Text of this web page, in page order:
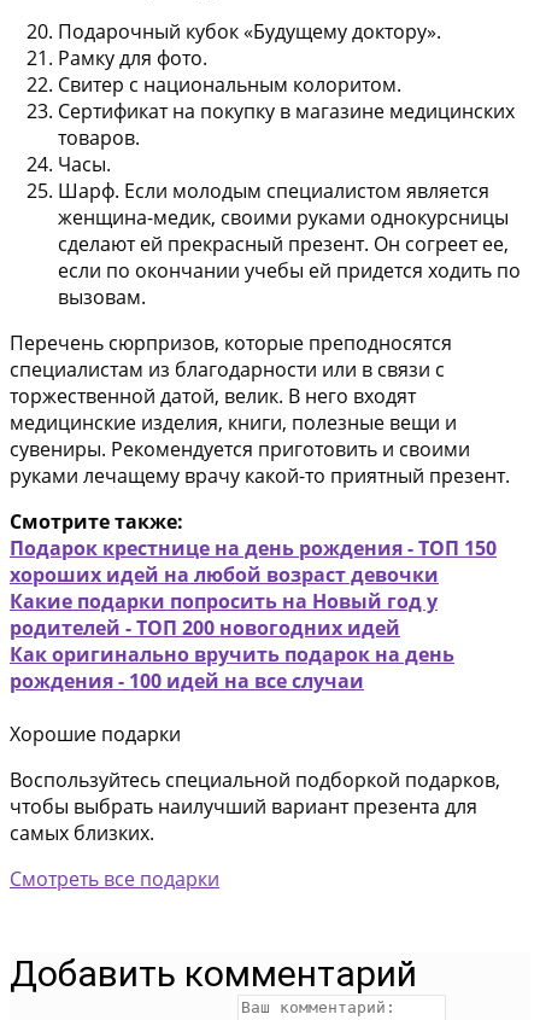
Подарочный кубок «Будущему доктору».
Рамку для фото.
Свитер с национальным колоритом.
Сертификат на покупку в магазине медицинских
товаров.
Часы.
Шарф. Если молодым специалистом является
женщина-медик, своими руками однокурсницы
сделают ей прекрасный презент. Он согреет ее,
если по окончании учебы ей придется ходить по
вызовам.
Перечень сюрпризов, которые преподносятся
специалистам из благодарности или в связи с
торжественной датой, велик. В него входят
медицинские изделия, книги, полезные вещи и
сувениры. Рекомендуется приготовить и своими
руками лечащему врачу какой-то приятный презент.
Смотрите также:
Подарок крестнице на день рождения - ТОП 150
хороших идей на любой возраст девочки
Какие подарки попросить на Новый год у
родителей - ТОП 200 новогодних идей
Как оригинально вручить подарок на день
рождения - 100 идей на все случаи
Хорошие подарки
Воспользуйтесь специальной подборкой подарков,
чтобы выбрать наилучший вариант презента для
самых близких.
Смотреть все подарки
Добавить комментарий